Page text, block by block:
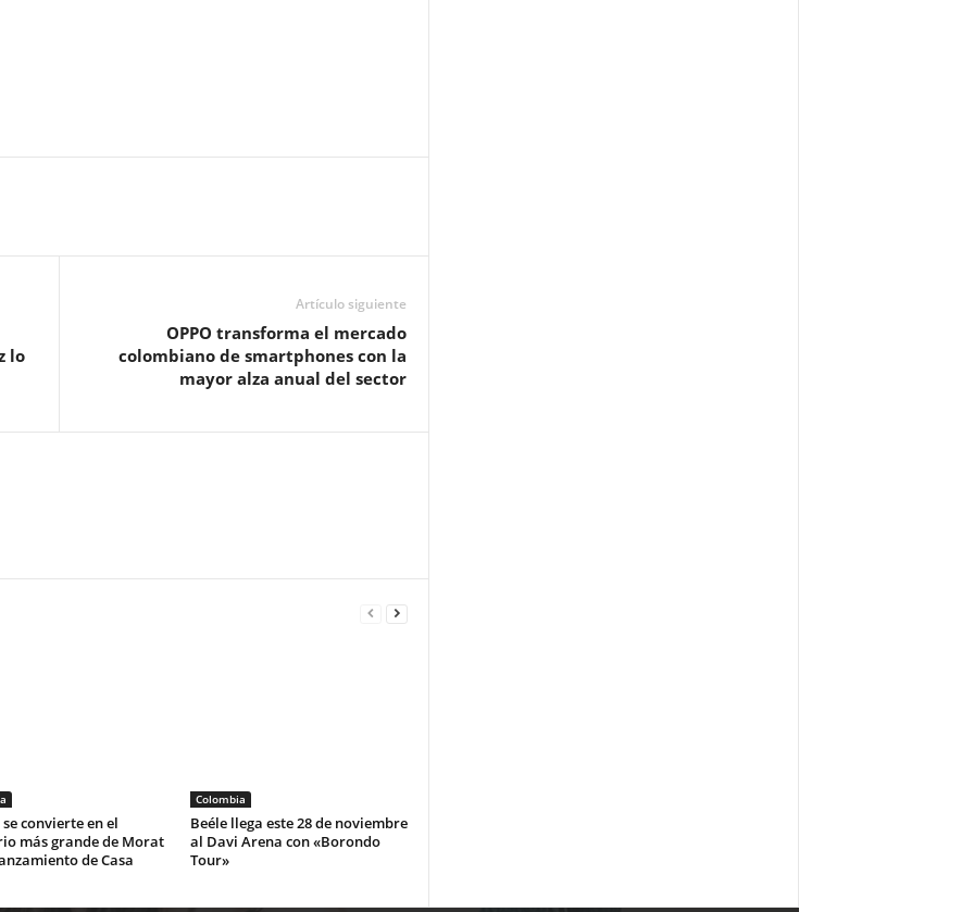
lo
Artículo siguiente
OPPO transforma el mercado
colombiano de smartphones con la
mayor alza anual del sector
convierte en el
más grande de Morat
de Casa
Colombia
Beéle llega este 28 de noviembre
al Davi Arena con «Borondo
Tour»